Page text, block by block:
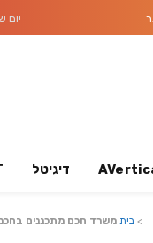
יום
דיגיטל
>בית משרד חכם מתכננים